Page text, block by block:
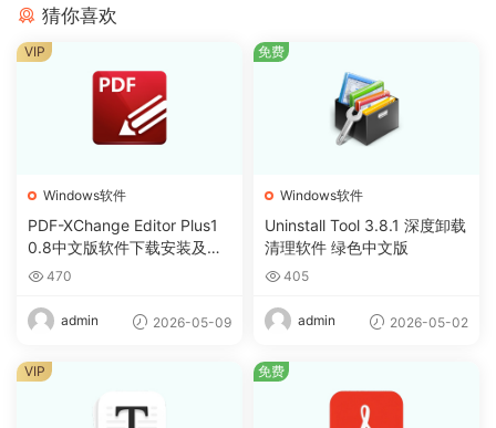
猜你喜欢
Windows软件
PDF-XChange Editor Plus1
0.8中文版软件下载安装及注
册激活教程
470
admin 2026-05-09
VIP
Windows软件
Uninstall Tool 3.8.1 深度卸载
清理软件 绿色中文版
405
admin 2026-05-02
免费
VIP 免费